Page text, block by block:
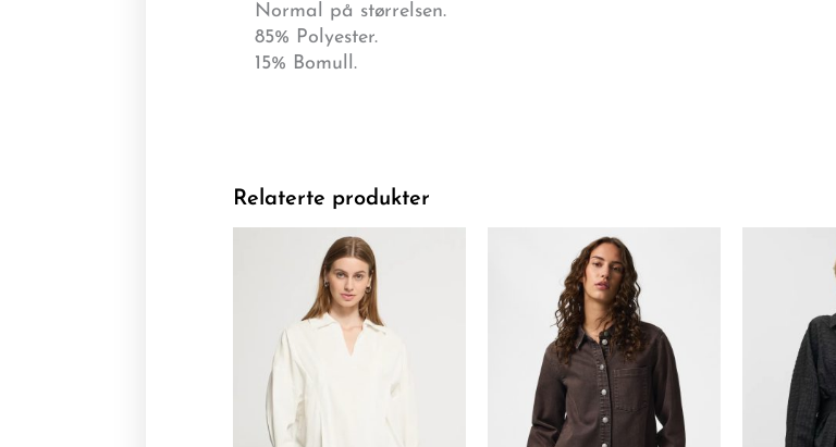
Normal på størrelsen.
85% Polyester.
15% Bomull.
Relaterte produkter